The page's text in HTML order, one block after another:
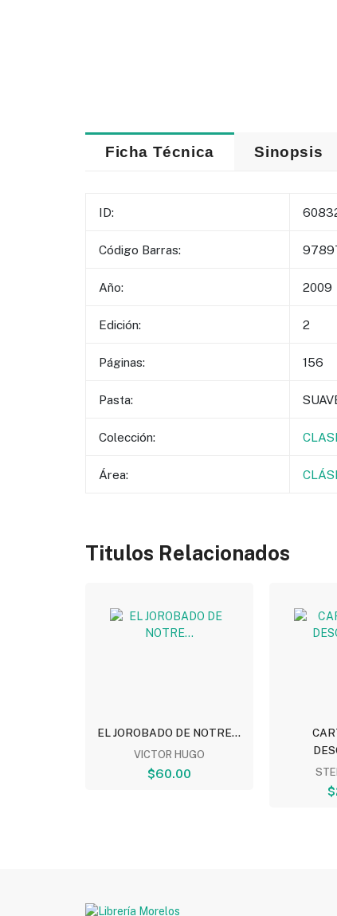
Ficha Técnica Sinopsis
ID:
Código Barras:
Año: 2009
Edición: 2
Páginas: 156
Pasta:
Colección:
Área:
Titulos Relacionados
EL JOROBADO DE NOTRE...
VICTOR HUGO
$60.00